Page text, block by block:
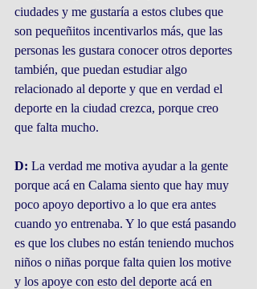
ciudades y me gustaría a estos clubes que
son pequeñitos incentivarlos más, que las
personas les gustara conocer otros deportes
también, que puedan estudiar algo
relacionado al deporte y que en verdad el
deporte en la ciudad crezca, porque creo
que falta mucho.
D: La verdad me motiva ayudar a la gente
porque acá en Calama siento que hay muy
poco apoyo deportivo a lo que era antes
cuando yo entrenaba. Y lo que está pasando
es que los clubes no están teniendo muchos
niños o niñas porque falta quien los motive
y los apoye con esto del deporte acá en